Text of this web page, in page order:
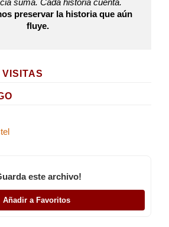
suma. Cada historia cuenta.
preservar la historia que aún
fluye.
este archivo!
Añadir a Favoritos